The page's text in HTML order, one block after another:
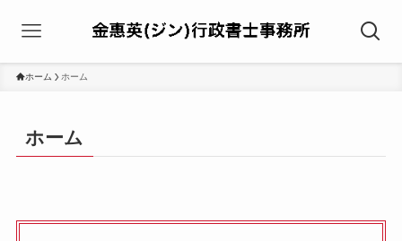
ホーム ホーム
ホーム